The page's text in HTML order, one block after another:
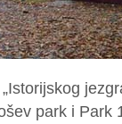
park i Park